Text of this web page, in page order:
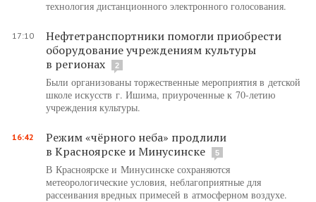
технология дистанционного электронного голосования.
17:10
Нефтетранспортники помогли приобрести
оборудование учреждениям культуры
в регионах
2
Были организованы торжественные мероприятия в детской
школе искусств г. Ишима, приуроченные к 70-летию
учреждения культуры.
16:42
Режим «чёрного неба» продлили
в Красноярске и Минусинске
5
В Красноярске и Минусинске сохраняются
метеорологические условия, неблагоприятные для
рассеивания вредных примесей в атмосферном воздухе.